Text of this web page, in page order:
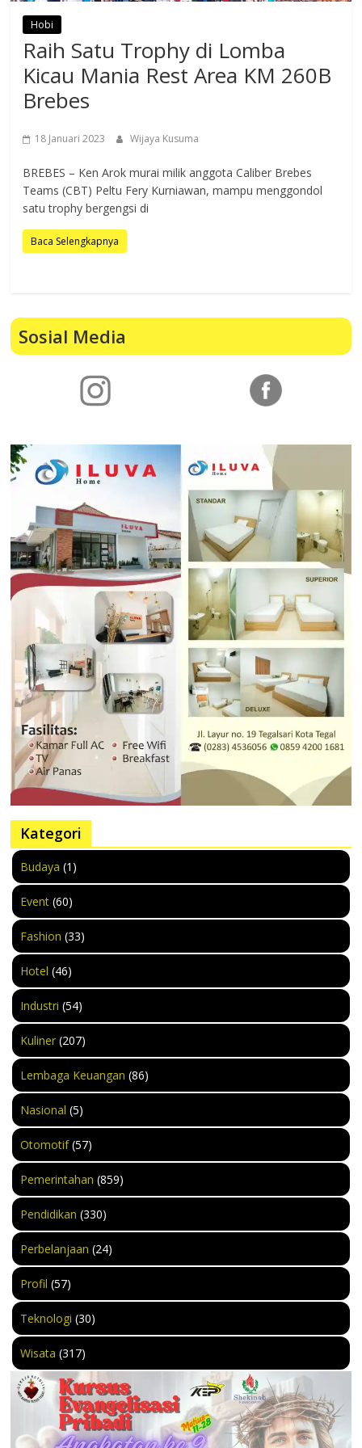
Hobi
Raih Satu Trophy di Lomba
Kicau Mania Rest Area KM 260B
Brebes
18 Januari 2023 Wijaya Kusuma
BREBES – Ken Arok murai milik anggota Caliber Brebes
Teams (CBT) Peltu Fery Kurniawan, mampu menggondol
satu trophy bergengsi di
Baca Selengkapnya
Sosial Media
Kategori
Budaya (1)
Event (60)
Fashion (33)
Hotel (46)
Industri (54)
Kuliner (207)
Lembaga Keuangan (86)
Nasional (5)
Otomotif(57)
Pemerintahan (859)
Pendidikan (330)
Perbelanjaan (24)
Profil (57)
Teknologi (30)
Wisata (317)